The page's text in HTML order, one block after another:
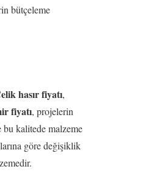
bütçeleme
hasır fiyatı,
fiyatı, projelerin
bu kalitede malzeme
göre değişiklik